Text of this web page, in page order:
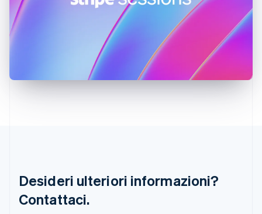
Desideri ulteriori informazioni?
Contattaci.
Malaysia
English简体中文
Malta